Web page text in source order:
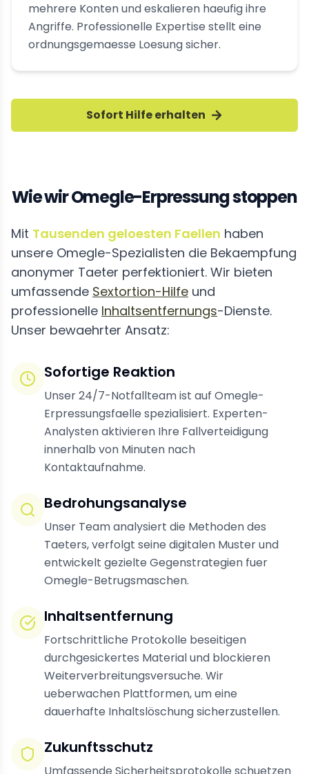
mehrere Konten und eskalieren haeufig ihre
Angriffe. Professionelle Expertise stellt eine
ordnungsgemaesse Loesung sicher.
Sofort Hilfe erhalten
Wie wir Omegle-Erpressung stoppen
Mit Tausenden geloesten Faellen haben
unsere Omegle-Spezialisten die Bekaempfung
anonymer Taeter perfektioniert. Wir bieten
umfassende Sextortion-Hilfe und
professionelle Inhaltsentfernungs-Dienste.
Unser bewaehrter Ansatz:
Sofortige Reaktion
Unser 24/7-Notfallteam ist auf Omegle-
Erpressungsfaelle spezialisiert. Experten-
Analysten aktivieren Ihre Fallverteidigung
innerhalb von Minuten nach
Kontaktaufnahme.
Bedrohungsanalyse
Unser Team analysiert die Methoden des
Taeters, verfolgt seine digitalen Muster und
entwickelt gezielte Gegenstrategien fuer
Omegle-Betrugsmaschen.
Inhaltsentfernung
Fortschrittliche Protokolle beseitigen
durchgesickertes Material und blockieren
Weiterverbreitungsversuche. Wir
ueberwachen Plattformen, um eine
dauerhafte Inhaltslöschung sicherzustellen.
Zukunftsschutz